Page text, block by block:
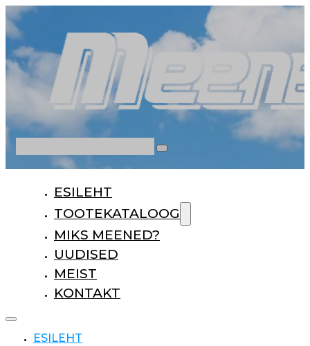
ESILEHT
TOOTEKATALOOG
MIKS MEENED?
UUDISED
MEIST
KONTAKT
ESILEHT